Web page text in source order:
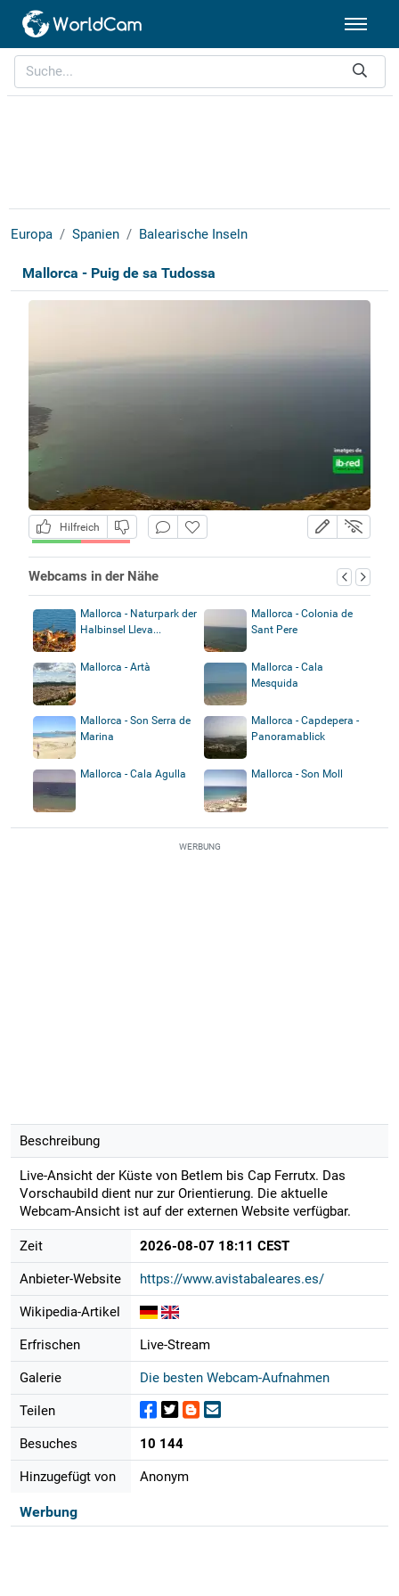
Europa Spanien Balearische Inseln
Mallorca - Puig de sa Tudossa
Hilfreich
Webcams in der Nähe
Mallorca - Naturpark der
Halbinsel Lleva...
Mallorca - Colonia de
Sant Pere
Mallorca - Artà
Mallorca - Cala
Mesquida
Mallorca - Son Serra de
Marina
Mallorca - Capdepera -
Panoramablick
Mallorca - Cala Agulla Mallorca - Son Moll
WERBUNG
Beschreibung
Live-Ansicht der Küste von Betlem bis Cap Ferrutx. Das
Vorschaubild dient nur zur Orientierung. Die aktuelle
Webcam-Ansicht ist auf der externen Website verfügbar.
Zeit 2026-08-07 18:11 CEST
Anbieter-Website https://www.avistabaleares.es/
Wikipedia-Artikel
Erfrischen Live-Stream
Galerie Die besten Webcam-Aufnahmen
Teilen
Besuches 10 144
Hinzugefügt von Anonym
Werbung